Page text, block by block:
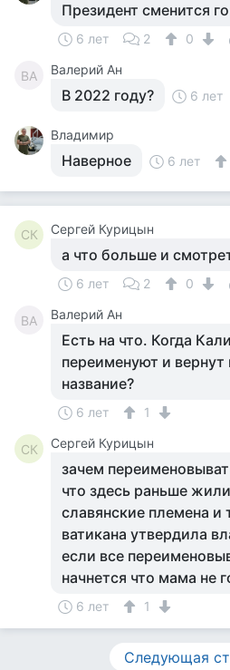
Президент сменится
6 лет 2 0
ВА Валерий Ан
В 2022 году? 6 лет
Владимир
Наверное 6 лет
СК Сергей Курицын
а что больше и
6 лет 2 0
ВА Валерий Ан
Есть на что. Когда
переименуют и вернут
название?
6 лет 1
СК Сергей Курицын
зачем
что здесь раньше
славянские племена и
ватикана утвердила
если все
начнется что мама не
6 лет 1
Следующая